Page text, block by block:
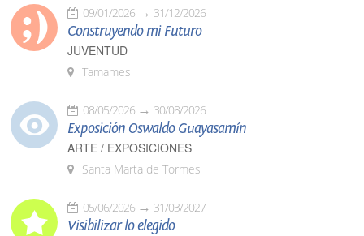
09/01/2026 31/12/2026
Construyendo mi Futuro
JUVENTUD
Tamames
08/05/2026 30/08/2026
Exposición Oswaldo Guayasamín
ARTE / EXPOSICIONES
Santa Marta de Tormes
05/06/2026 31/03/2027
Visibilizar lo elegido